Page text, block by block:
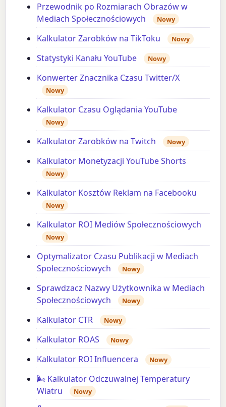
Przewodnik po Rozmiarach Obrazów w
Mediach Społecznościowych
Nowy
Kalkulator Zarobków na TikToku Nowy
Statystyki Kanału YouTube Nowy
Konwerter Znacznika Czasu Twitter/X
Nowy
Kalkulator Czasu Oglądania YouTube
Nowy
Kalkulator Zarobków na Twitch Nowy
Kalkulator Monetyzacji YouTube Shorts
Nowy
Kalkulator Kosztów Reklam na Facebooku
Nowy
Kalkulator ROI Mediów Społecznościowych
Nowy
Optymalizator Czasu Publikacji w Mediach
Społecznościowych
Nowy
Sprawdzacz Nazwy Użytkownika w Mediach
Społecznościowych
Nowy
Kalkulator CTR Nowy
Kalkulator ROAS Nowy
Kalkulator ROI Influencera Nowy
🌬️ Kalkulator Odczuwalnej Temperatury
Wiatru
Nowy